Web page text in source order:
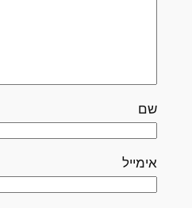
שם
אימייל